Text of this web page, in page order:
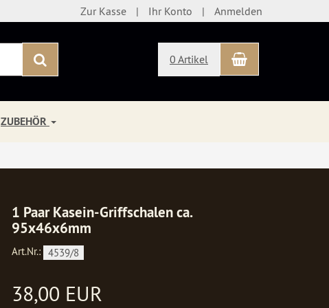
Zur Kasse Ihr Konto Anmelden
0 Artikel Warenkorb
ZUBEHÖR
1 Paar Kasein-Griffschalen ca.
95x46x6mm
Art.Nr.: 4539/8
38,00 EUR